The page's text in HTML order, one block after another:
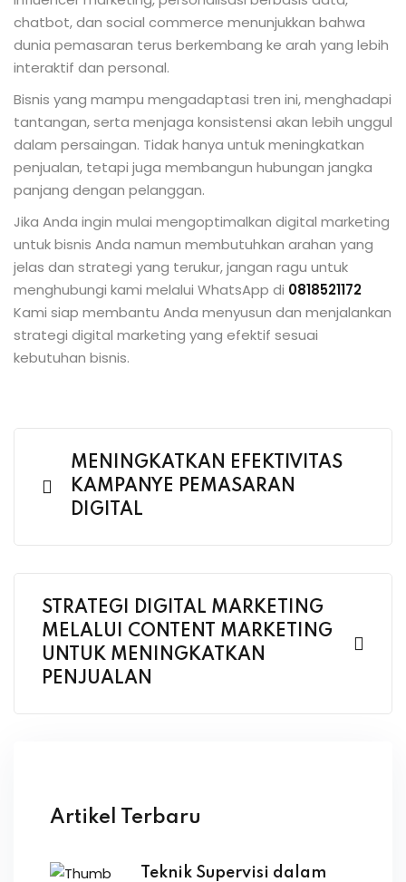
chatbot, dan social commerce menunjukkan bahwa
dunia pemasaran terus berkembang ke arah yang lebih
interaktif dan personal.
Bisnis yang mampu mengadaptasi tren ini, menghadapi
tantangan, serta menjaga konsistensi akan lebih unggul
dalam persaingan. Tidak hanya untuk meningkatkan
penjualan, tetapi juga membangun hubungan jangka
panjang dengan pelanggan.
Jika Anda ingin mulai mengoptimalkan digital marketing
untuk bisnis Anda namun membutuhkan arahan yang
jelas dan strategi yang terukur, jangan ragu untuk
menghubungi kami melalui WhatsApp di 0818521172
Kami siap membantu Anda menyusun dan menjalankan
strategi digital marketing yang efektif sesuai
kebutuhan bisnis.
MENINGKATKAN EFEKTIVITAS
KAMPANYE PEMASARAN
DIGITAL
STRATEGI DIGITAL MARKETING
MELALUI CONTENT MARKETING
UNTUK MENINGKATKAN
PENJUALAN
Artikel Terbaru
Teknik Supervisi dalam